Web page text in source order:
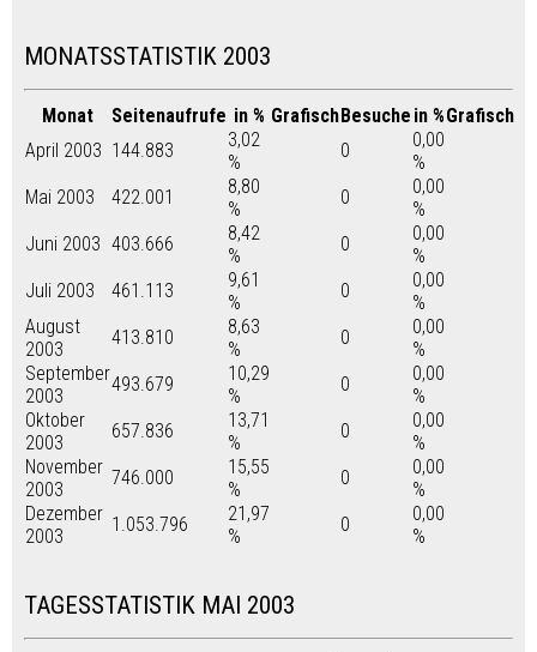
MONATSSTATISTIK 2003
Monat Seitenaufrufe in % GrafischBesuche in %Grafisch
April 2003 144.883
3,02
%
0
0,00
%
Mai 2003
422.001
8,80
%
0
0,00
%
Juni 2003 403.666
8,42
%
0
0,00
%
Juli 2003
461.113
9,61
%
0
0,00
%
August
2003
413.810
8,63
%
0
0,00
%
September
2003
493.679
10,29
%
0
0,00
%
Oktober
2003
657.836
13,71
%
0
0,00
%
November
2003
746.000
15,55
%
0
0,00
%
Dezember
2003
1.053.796
21,97
%
0
0,00
%
TAGESSTATISTIK MAI 2003